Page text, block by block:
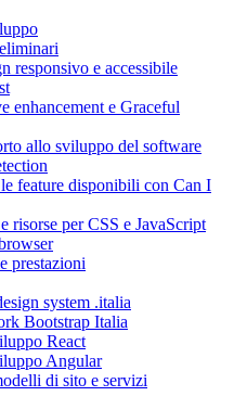
responsivo e accessibile
enhancement e Graceful
allo sviluppo del software
feature disponibili con Can I
risorse per CSS e JavaScript
prestazioni
system .italia
Bootstrap Italia
React
Angular
di sito e servizi